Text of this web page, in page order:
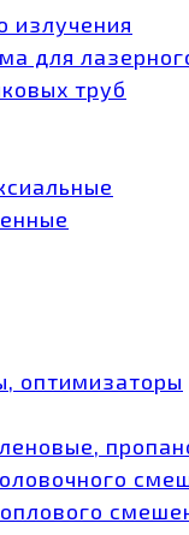
излучения
для
труб
оптимизаторы